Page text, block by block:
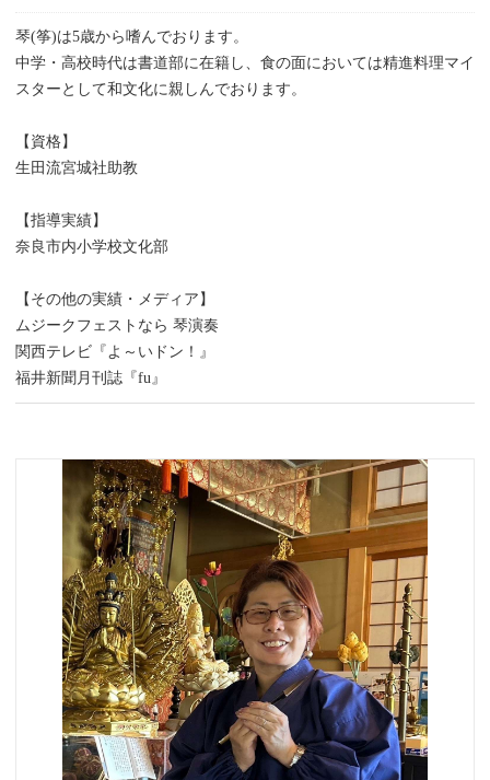
琴(筝)は5歳から嗜んでおります。
中学・高校時代は書道部に在籍し、食の面においては精進料理マイ
スターとして和文化に親しんでおります。
【資格】
生田流宮城社助教
【指導実績】
奈良市内小学校文化部
【その他の実績・メディア】
ムジークフェストなら 琴演奏
関西テレビ『よ～いドン！』
福井新聞月刊誌『fu』